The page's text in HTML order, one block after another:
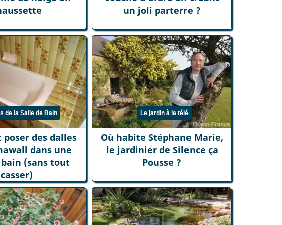
un joli parterre ?
de la Salle de Bain
poser des dalles
dans une
(sans tout
casser)
Le jardin à la télé
Où habite Stéphane Marie,
le jardinier de Silence ça
Pousse ?